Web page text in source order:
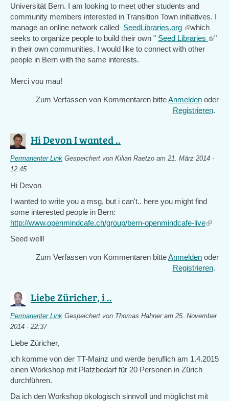
Universität Bern. I am looking to meet other students and
community members interested in Transition Town initiatives. I
manage an online network called SeedLibraries.org (link
is
external)
which
seeks to organize people to build their own " Seed Libraries (link
"
in their own communities. I would like to connect with other
people in Bern with the same interests.
Merci vou mau!
Zum Verfassen von Kommentaren bitteAnmelden oder
Registrieren.
Hi Devon I wanted ..
Permanenter Link Gespeichert von Kilian Raetzo am 21. März 2014 -
12:45
Hi Devon
I wanted to write you a msg, but i can't.. here you might find
some interested people in Bern:
http://www.openmindcafe.ch/group/bern-openmindcafe-live(link
Seed well!
Zum Verfassen von Kommentaren bitteAnmelden oder
Registrieren.
Liebe Züricher, i ..
Permanenter Link Gespeichert von Thomas Hahneram 25. November
2014 - 22:37
Liebe Züricher,
ich komme von der TT-Mainz und werde beruflich am 1.4.2015
einen Workshop mit Platzbedarf für 20 Personen in Zürich
durchführen.
Da ich den Workshop ökologisch sinnvoll und möglichst mit